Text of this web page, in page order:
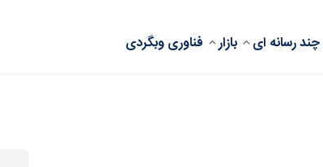
چند رسانه ای بازار فناوریوبگردی